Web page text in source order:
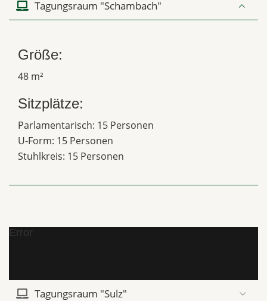
Tagungsraum "Schambach"
Größe:
48 m²
Sitzplätze:
Parlamentarisch: 15 Personen
U-Form: 15 Personen
Stuhlkreis: 15 Personen
Error
Tagungsraum "Sulz"